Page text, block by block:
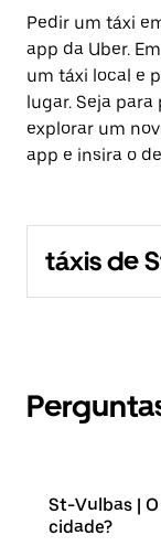
Pedir um táxi
app da Uber.
um táxi local e
lugar. Seja
explorar um
app e insira o
táxis de
St-Vulbas |
cidade?